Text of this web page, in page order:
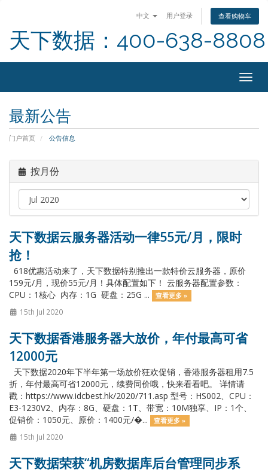
中文 用户登录 查看购物车
天下数据：400-638-8808
最新公告
门户首页 公告信息
按月份
天下数据云服务器活动一律55元/月，限时
抢！
618优惠活动来了，天下数据特别推出一款特价云服务器，原价
159元/月，现价55元/月！具体配置如下！ 云服务器配置参数：
CPU：1核心 内存：1G 硬盘：25G ...
查看更多 »
15th Jul 2020
天下数据香港服务器大放价，年付最高可省
12000元
天下数据2020年下半年第一场放价狂欢促销，香港服务器租用7.5
折，年付最高可省12000元，续费同价哦，快来看看吧。 详情请
戳：https://www.idcbest.hk/2020/711.asp 型号：HS002、CPU：
E3-1230V2、内存：8G、硬盘：1T、带宽：10M独享、IP：1个、
促销价：1050元、原价：1400元/�...
查看更多 »
15th Jul 2020
天下数据荣获“机房数据库后台管理同步系